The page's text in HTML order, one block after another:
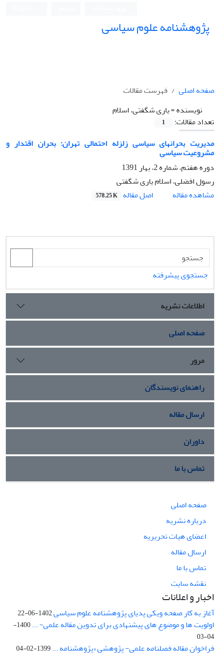
پژوهشنامه علوم سیاسی
صفحه اصلی
فهرست مقالات
نویسنده =یاری شگفتی، اسلام
تعداد مقالات:
1
مدیریت بحرانهای سیاسی زلزله احتمالی تهران: بحران اقتدار و
مشروعیت سیاسی
دوره هفتم، شماره 2، بهار 1391
رسول افضلی، اسلام یاری شگفتی
مشاهده مقاله
اصل مقاله 578.25 K
جستجوی پیشرفته
اطلاعات نشریه
صفحه اصلی
مرور
راهنمای نویسندگان
ارسال مقاله
داوران
تماس با ما
صفحه اصلی
درباره نشریه
اعضای هیات تحریریه
ارسال مقاله
تماس با ما
نقشه سایت
اخبار و اعلانات
آغاز به کار صفحه ویکی پدیای پژوهشنامه علوم سیاسی1402-06-22
اولویت ها و موضوع های پیشنهادی برای تدوین مقاله علمی- ...
1400-
04-03
فراخوان مقاله فصلنامه علمی- پژوهشی «پژوهشنامه ...1399-02-04